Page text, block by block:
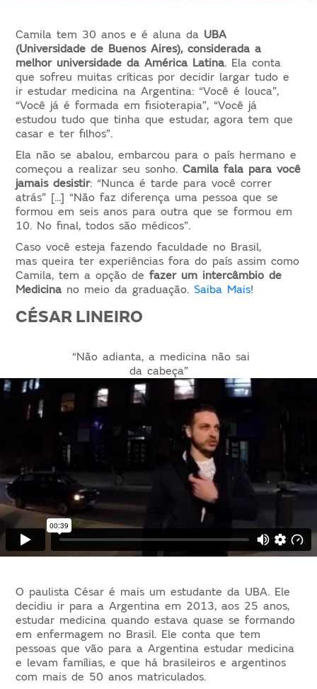
Camila tem 30 anos e é aluna da UBA
(Universidade de Buenos Aires), considerada a
melhor universidade da América Latina. Ela conta
que sofreu muitas críticas por decidir largar tudo e
ir estudar medicina na Argentina: “Você é louca”,
“Você já é formada em fisioterapia”, “Você já
estudou tudo que tinha que estudar, agora tem que
casar e ter filhos”.
Ela não se abalou, embarcou para o país hermano e
começou a realizar seu sonho.Camila fala para você
jamais desistir: “Nunca é tarde para você correr
atrás” [...] “Não faz diferença uma pessoa que se
formou em seis anos para outra que se formou em
10. No final, todos são médicos”.
Caso você esteja fazendo faculdade no Brasil,
mas queira ter experiências fora do país assim como
Camila, tem a opção defazer um intercâmbio de
Medicina no meio da graduação.Saiba Mais!
CÉSAR LINEIRO
“Não adianta, a medicina não sai
da cabeça”
O paulista César é mais um estudante da UBA. Ele
decidiu ir para a Argentina em 2013, aos 25 anos,
estudar medicina quando estava quase se formando
em enfermagem no Brasil. Ele conta que tem
pessoas que vão para a Argentina estudar medicina
e levam famílias, e que há brasileiros e argentinos
com mais de 50 anos matriculados.